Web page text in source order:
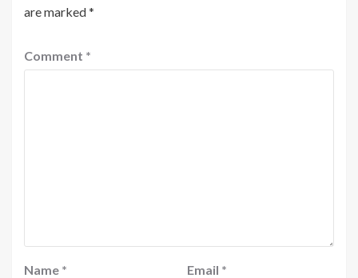
are marked*
Comment *
Name * Email *